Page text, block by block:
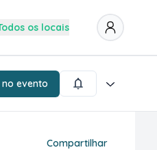
os locais
evento
Compartilhar